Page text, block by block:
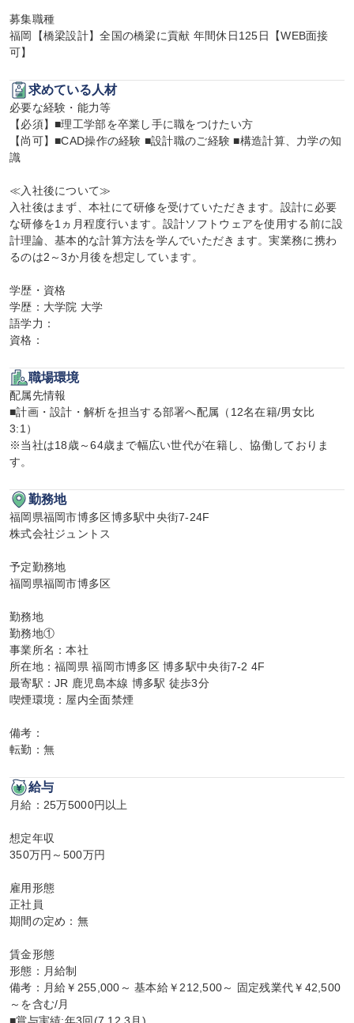
募集職種
福岡【橋梁設計】全国の橋梁に貢献 年間休日125日【WEB面接
可】
求めている人材
必要な経験・能力等
【必須】■理工学部を卒業し手に職をつけたい方
【尚可】■CAD操作の経験 ■設計職のご経験 ■構造計算、力学の知
識
≪入社後について≫
入社後はまず、本社にて研修を受けていただきます。設計に必要
な研修を1ヵ月程度行います。設計ソフトウェアを使用する前に設
計理論、基本的な計算方法を学んでいただきます。実業務に携わ
るのは2～3か月後を想定しています。
学歴・資格
学歴：大学院 大学
語学力：
資格：
職場環境
配属先情報
■計画・設計・解析を担当する部署へ配属（12名在籍/男女比
3:1）
※当社は18歳～64歳まで幅広い世代が在籍し、協働しておりま
す。
勤務地
福岡県福岡市博多区博多駅中央街7-24F
株式会社ジュントス
予定勤務地
福岡県福岡市博多区
勤務地
勤務地①
事業所名：本社
所在地：福岡県 福岡市博多区 博多駅中央街7-2 4F
最寄駅：JR 鹿児島本線 博多駅 徒歩3分
喫煙環境：屋内全面禁煙
備考：
転勤：無
給与
月給：25万5000円以上
想定年収
350万円～500万円
雇用形態
正社員
期間の定め：無
賃金形態
形態：月給制
備考：月給￥255,000～ 基本給￥212,500～ 固定残業代￥42,500
～を含む/月